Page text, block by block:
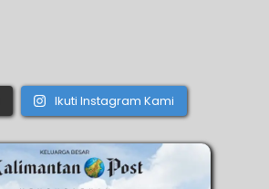
Ikuti Instagram Kami